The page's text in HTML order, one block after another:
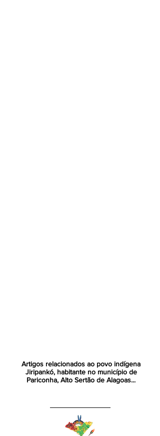
Artigos relacionados ao povo indígena
Jiripankó, habitante no município de
Pariconha, Alto Sertão de Alagoas...